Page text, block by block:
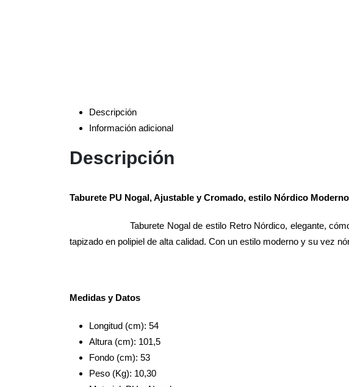
Descripción
Información adicional
Descripción
Taburete PU Nogal, Ajustable y Cromado, estilo Nórdico Moderno
Taburete Nogal de estilo Retro Nórdico, elegante,
tapizado en polipiel de alta calidad. Con un estilo moderno y su vez
Medidas y Datos
Longitud (cm): 54
Altura (cm): 101,5
Fondo (cm): 53
Peso (Kg): 10,30